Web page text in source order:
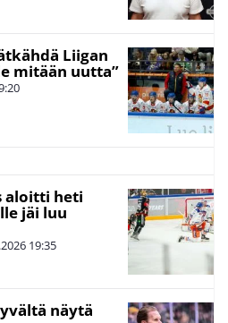
Liigan
mitään uutta”
aloitti heti
jäi luu
19:35
näytä